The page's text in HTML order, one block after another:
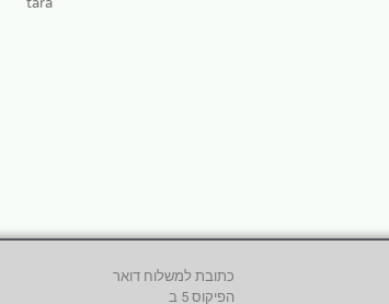
tara
כתובת למשלוח דואר
הפיקוס 5 ב